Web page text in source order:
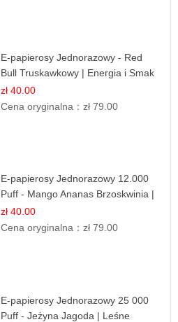
E-papierosy Jednorazowy - Red
Bull Truskawkowy | Energia i Smak
zł 40.00
Cena oryginalna：zł 79.00
E-papierosy Jednorazowy 12.000
Puff - Mango Ananas Brzoskwinia |
Tropikalna Mieszanka
zł 40.00
Cena oryginalna：zł 79.00
E-papierosy Jednorazowy 25 000
Puff - Jeżyna Jagoda | Leśne